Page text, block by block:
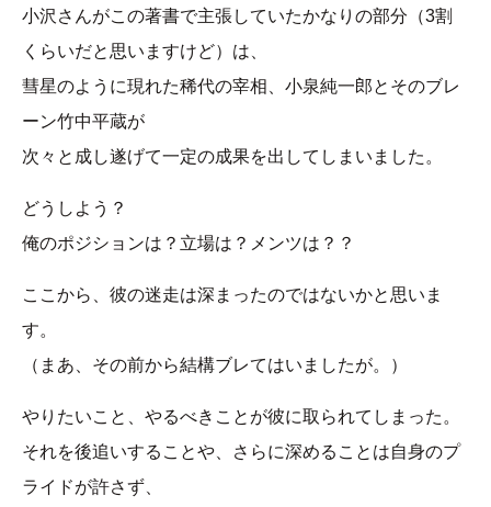
小沢さんがこの著書で主張していたかなりの部分（3割
くらいだと思いますけど）は、
彗星のように現れた稀代の宰相、小泉純一郎とそのブレ
ーン竹中平蔵が
次々と成し遂げて一定の成果を出してしまいました。
どうしよう？
俺のポジションは？立場は？メンツは？？
ここから、彼の迷走は深まったのではないかと思いま
す。
（まあ、その前から結構ブレてはいましたが。）
やりたいこと、やるべきことが彼に取られてしまった。
それを後追いすることや、さらに深めることは自身のプ
ライドが許さず、